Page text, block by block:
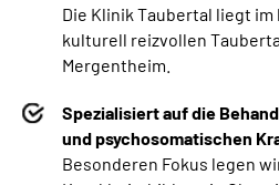
Die Klinik Taubertal liegt
kulturell reizvollen
Mergentheim.
Spezialisiert auf die
und psychosomatischen
Besonderen Fokus legen